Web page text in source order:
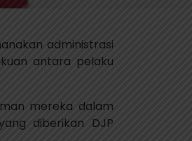
administrasi
antara pelaku
mereka dalam
diberikan DJP